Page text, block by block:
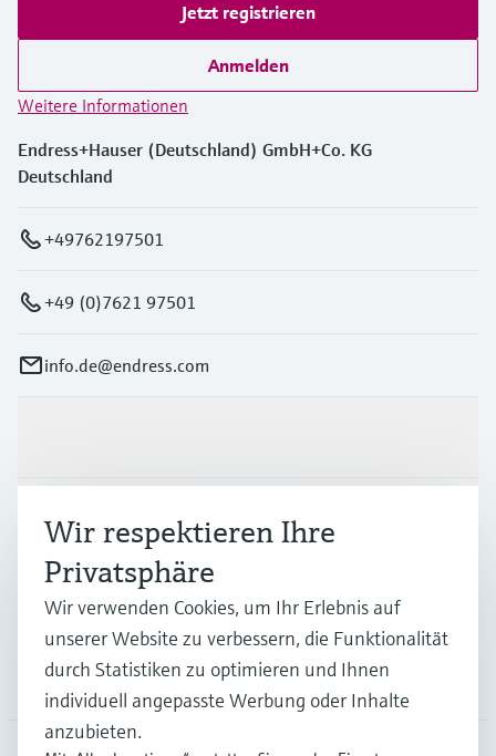
Jetzt registrieren
Anmelden
Weitere Informationen
Endress+Hauser (Deutschland) GmbH+Co. KG
Deutschland
+49762197501
+49 (0)7621 97501
info.de@endress.com
Branchen
Support
Unternehmen
Wir respektieren Ihre
Privatsphäre
Wir verwenden Cookies, um Ihr Erlebnis auf
unserer Website zu verbessern, die Funktionalität
durch Statistiken zu optimieren und Ihnen
individuell angepasste Werbung oder Inhalte
anzubieten.